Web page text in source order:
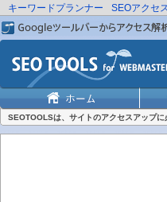
キーワードプランナー SEOアクセ
SEOTOOLSは、サイトのアクセスアップ